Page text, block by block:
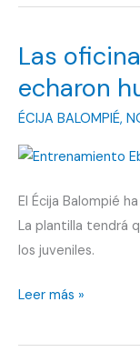
Las
echaron
ÉCIJA BALOMPIÉ,
El Écija Balompié
La plantilla tendrá
los juveniles.
Las
de
Leer más »